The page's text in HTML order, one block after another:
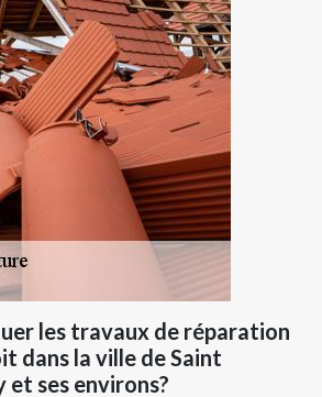
les travaux de réparation
dans la ville de Saint
et ses environs?